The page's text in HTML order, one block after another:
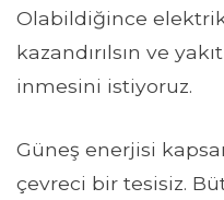
Olabildiğince
kazandırılsın ve
inmesini istiyoruz.
Güneş enerjisi
çevreci bir tesisiz.